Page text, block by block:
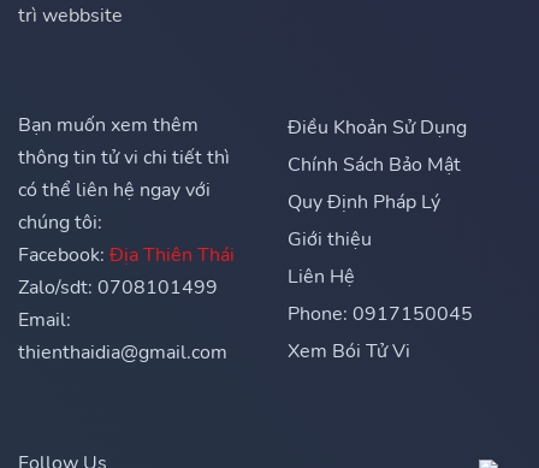
trì webbsite
Bạn muốn xem thêm
thông tin tử vi chi tiết thì
có thể liên hệ ngay với
chúng tôi:
Facebook: Địa Thiên Thái
Zalo/sdt: 0708101499
Email:
thienthaidia@gmail.com
Điều Khoản Sử Dụng
Chính Sách Bảo Mật
Quy Định Pháp Lý
Giới thiệu
Liên Hệ
Phone: 0917150045
Xem Bói Tử Vi